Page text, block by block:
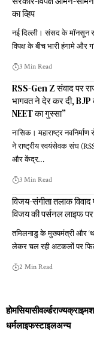
का व्हिप
नई दिल्ली। संसद के मॉनसून
विपक्ष के बीच भारी हंगामे और
3 Min Read
RSS-Gen Z संवाद पर
भागवत ने देर कर दी,
NEET का गुस्सा”
नासिक। महाराष्ट्र
ने राष्ट्रीय स्वयंसेवक संघ
और केंद्र…
3 Min Read
विजय-संगीता तलाक विवाद
विजय की पर्सनल लाइफ
तमिलनाडु के मुख्यमंत्री और
लेकर चल रही अटकलों पर
2 Min Read
होमसियासीवर्ल्डराज्यक्राइम
धर्मलाइफस्टाइलअन्य